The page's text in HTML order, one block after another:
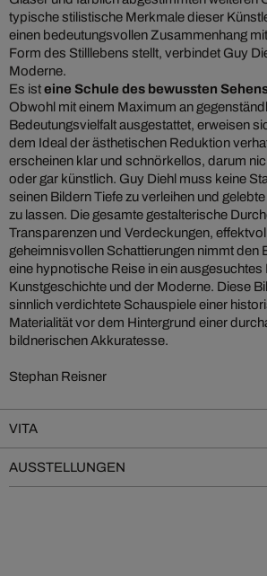
typische stilistische Merkmale dieser
einen bedeutungsvollen Zusammenhang
Form des Stilllebens stellt, verbindet Guy
Moderne.
Es isteine Schule des bewussten
Obwohl mit einem Maximum an
Bedeutungsvielfalt ausgestattet, erweisen
dem Ideal der ästhetischen Reduktion
erscheinen klar und schnörkellos, darum
oder gar künstlich. Guy Diehl muss keine
seinen Bildern Tiefe zu verleihen und
zu lassen. Die gesamte gestalterische
Transparenzen und Verdeckungen,
geheimnisvollen Schattierungen nimmt den
eine hypnotische Reise in ein ausgesuchtes
Kunstgeschichte und der Moderne. Diese
sinnlich verdichtete Schauspiele einer
Materialität vor dem Hintergrund einer
bildnerischen Akkuratesse.
Stephan Reisner
VITA
AUSSTELLUNGEN